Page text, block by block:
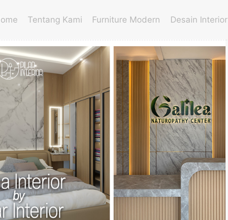
Tentang Kami Furniture Modern Desain Interior